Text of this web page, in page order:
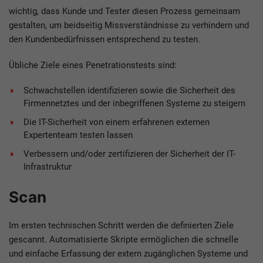
wichtig, dass Kunde und Tester diesen Prozess gemeinsam
gestalten, um beidseitig Missverständnisse zu verhindern und
den Kundenbedürfnissen entsprechend zu testen.
Übliche Ziele eines Penetrationstests sind:
Schwachstellen identifizieren sowie die Sicherheit des
Firmennetztes und der inbegriffenen Systeme zu steigern
Die IT-Sicherheit von einem erfahrenen externen
Expertenteam testen lassen
Verbessern und/oder zertifizieren der Sicherheit der IT-
Infrastruktur
Scan
Im ersten technischen Schritt werden die definierten Ziele
gescannt. Automatisierte Skripte ermöglichen die schnelle
und einfache Erfassung der extern zugänglichen Systeme und